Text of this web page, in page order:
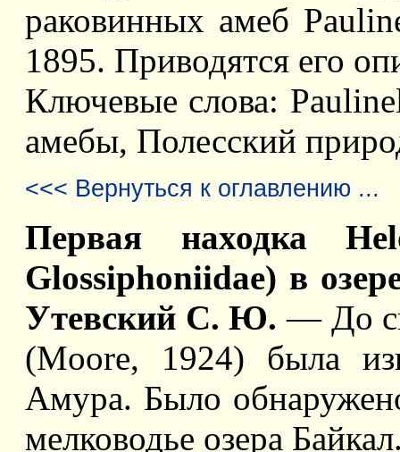
раковинных амеб
1895. Приводятся его
Ключевые слова:
амебы, Полесский
<<< Вернуться к оглавлению ...
Первая находка
Glossiphoniidae) в
Утевский С. Ю. — До
(Moore, 1924) была
Амура. Было
мелководье озера